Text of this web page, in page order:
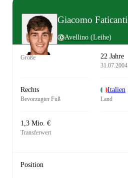
Giacomo Faticanti
Avellino (Leihe)
Größe 22 Jahre
31.07.2004
Rechts
Bevorzugter Fuß
Italien
Land
1,3 Mio. €
Transferwert
Position